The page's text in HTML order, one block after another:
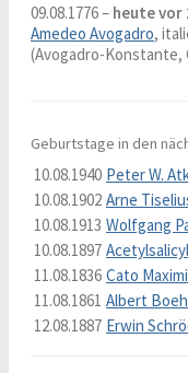
09.08.1776 – heute vor
Amedeo Avogadro,
(Avogadro-Konstante,
Geburtstage in den
10.08.1940 Peter W.
10.08.1902 Arne
10.08.1913 Wolfgang
10.08.1897
11.08.1836 Cato
11.08.1861 Albert
12.08.1887 Erwin